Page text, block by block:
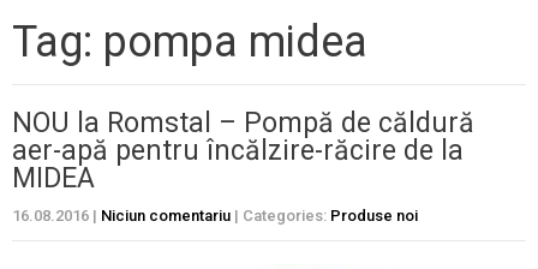
Tag: pompa midea
NOU la Romstal – Pompă de căldură
aer-apă pentru încălzire-răcire de la
MIDEA
16.08.2016 | Niciun comentariu | Categories: Produse noi